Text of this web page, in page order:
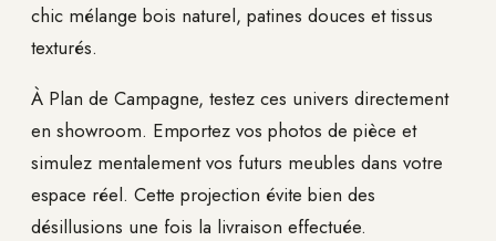
chic mélange bois naturel, patines douces et tissus
texturés.
À Plan de Campagne, testez ces univers directement
en showroom. Emportez vos photos de pièce et
simulez mentalement vos futurs meubles dans votre
espace réel. Cette projection évite bien des
désillusions une fois la livraison effectuée.